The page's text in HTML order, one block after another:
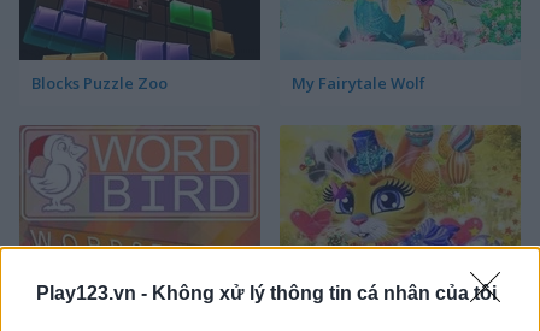
Play123.vn - Không xử lý thông tin cá nhân của tôi
Blocks Puzzle Zoo My Fairytale Wolf
Word Bird Happy Bunny